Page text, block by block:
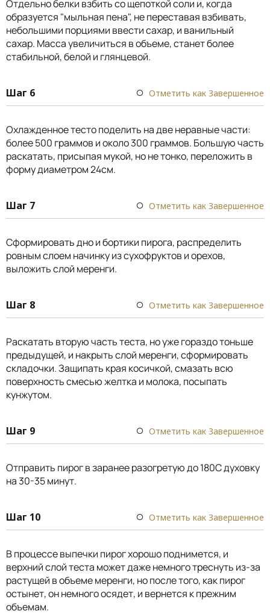
Отдельно белки взбить со щепоткой соли и, когда
образуется "мыльная пена", не переставая взбивать,
небольшими порциями ввести сахар, и ванильный
сахар. Масса увеличиться в объеме, станет более
стабильной, белой и глянцевой.
Шаг 6 Отметить как Завершенное
Охлажденное тесто поделить на две неравные части:
более 500 граммов и около 300 граммов. Большую часть
раскатать, присыпая мукой, но не тонко, переложить в
форму диаметром 24см.
Шаг 7 Отметить как Завершенное
Сформировать дно и бортики пирога, распределить
ровным слоем начинку из сухофруктов и орехов,
выложить слой меренги.
Шаг 8 Отметить как Завершенное
Раскатать вторую часть теста, но уже гораздо тоньше
предыдущей, и накрыть слой меренги, сформировать
складочки. Защипать края косичкой, смазать всю
поверхность смесью желтка и молока, посыпать
кунжутом.
Шаг 9 Отметить как Завершенное
Отправить пирог в заранее разогретую до 180С духовку
на 30-35 минут.
Шаг 10 Отметить как Завершенное
В процессе выпечки пирог хорошо поднимется, и
верхний слой теста может даже немного треснуть из-за
растущей в объеме меренги, но после того, как пирог
остынет, он немного осядет, и вернется к прежним
объемам.